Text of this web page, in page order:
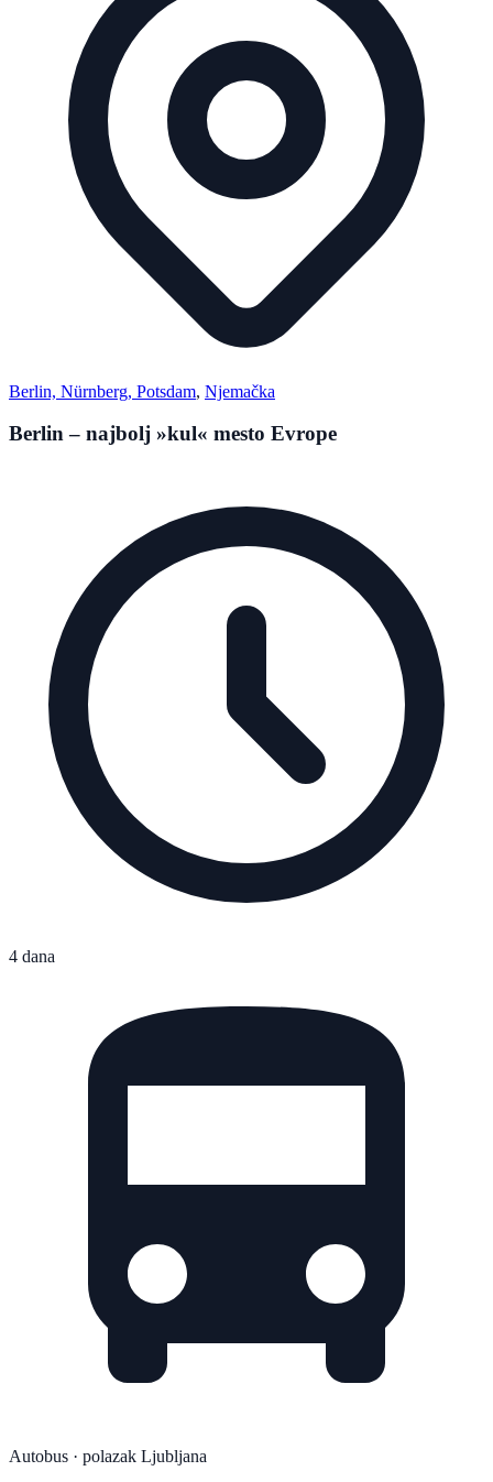
Berlin, Nürnberg, Potsdam, Njemačka
Berlin – najbolj »kul« mesto Evrope
4 dana
Autobus · polazak Ljubljana